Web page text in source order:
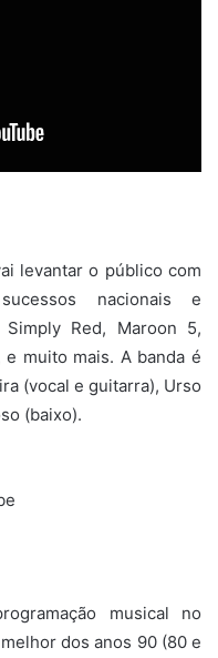
levantar o público com
nacionais e
Red, Maroon 5,
e muito mais. A banda é
(vocal e guitarra), Urso
(baixo).
musical no
dos anos 90 (80 e